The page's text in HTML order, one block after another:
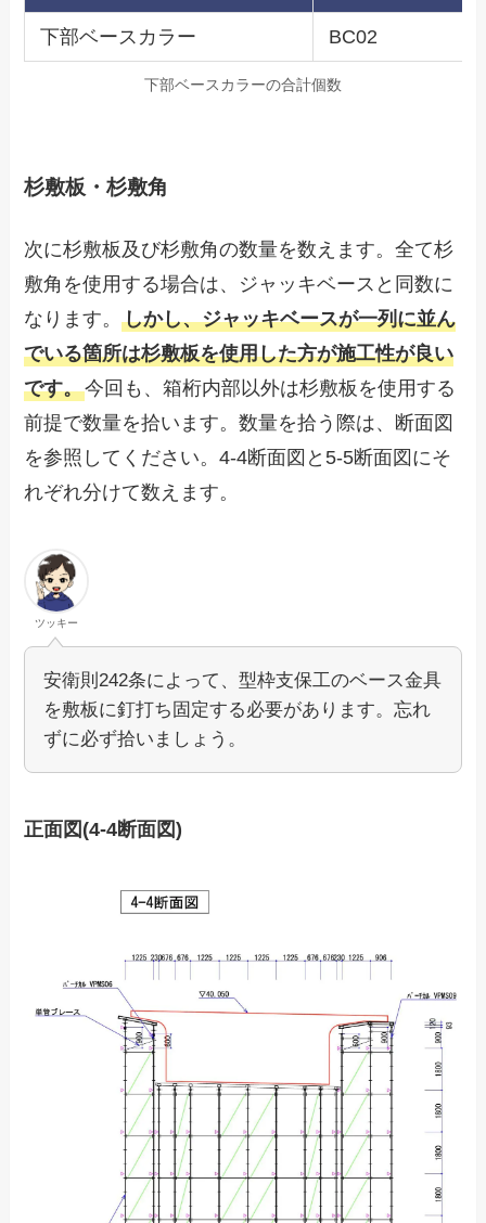
下部ベースカラー BC02
下部ベースカラーの合計個数
杉敷板・杉敷角
次に杉敷板及び杉敷角の数量を数えます。全て杉
敷角を使用する場合は、ジャッキベースと同数に
なります。しかし、ジャッキベースが一列に並ん
でいる箇所は杉敷板を使用した方が施工性が良い
です。今回も、箱桁内部以外は杉敷板を使用する
前提で数量を拾います。数量を拾う際は、断面図
を参照してください。4-4断面図と5-5断面図にそ
れぞれ分けて数えます。
ツッキー
安衛則242条によって、型枠支保工のベース金具
を敷板に釘打ち固定する必要があります。忘れ
ずに必ず拾いましょう。
正面図(4-4断面図)